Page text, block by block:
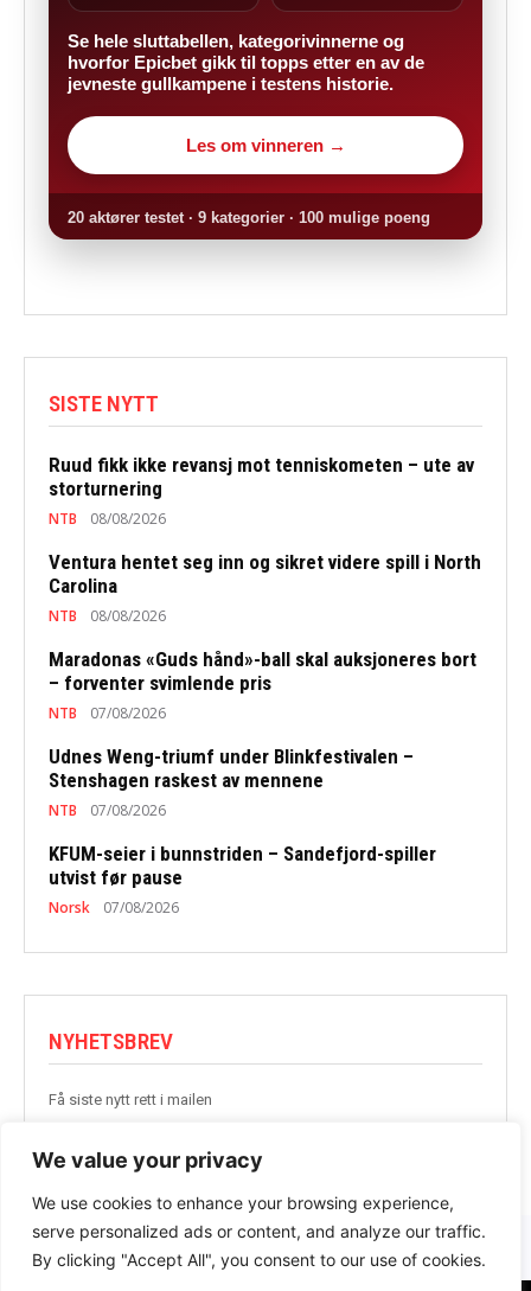
We value your privacy
We use cookies to enhance your browsing experience,
serve personalized ads or content, and analyze our traffic.
By clicking "Accept All", you consent to our use of cookies.
Se hele sluttabellen, kategorivinnerne og
hvorfor Epicbet gikk til topps etter en av de
jevneste gullkampene i testens historie.
Les om vinneren →
20 aktører testet · 9 kategorier · 100 mulige poeng
SISTE NYTT
Ruud fikk ikke revansj mot tenniskometen – ute av
storturnering
NTB 08/08/2026
Ventura hentet seg inn og sikret videre spill i North
Carolina
NTB 08/08/2026
Maradonas «Guds hånd»-ball skal auksjoneres bort
– forventer svimlende pris
NTB 07/08/2026
Udnes Weng-triumf under Blinkfestivalen –
Stenshagen raskest av mennene
NTB 07/08/2026
KFUM-seier i bunnstriden – Sandefjord-spiller
utvist før pause
Norsk 07/08/2026
NYHETSBREV
Få siste nytt rett i mailen